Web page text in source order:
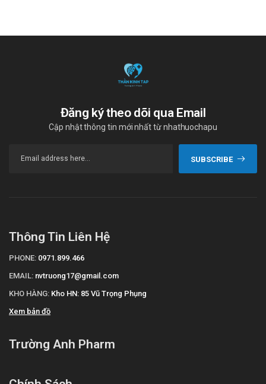
Đăng ký theo dõi qua Email
Cập nhật thông tin mới nhất từ nhathuochapu
SUBSCRIBE
Thông Tin Liên Hệ
PHONE: 0971.899.466
EMAIL: nvtruong17@gmail.com
KHO HÀNG: Kho HN: 85 Vũ Trọng Phụng
Xem bản đồ
Trường Anh Pharm